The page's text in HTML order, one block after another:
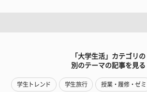
「大学生活」カテゴリの
別のテーマの記事を見る
学生トレンド 学生旅行 授業・履修・ゼミ